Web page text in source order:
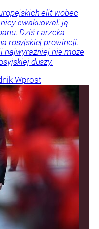
elit wobec
ewakuowali ją
Dziś narzeka
rosyjskiej prowincji.
najwyraźniej nie może
duszy.
Wprost